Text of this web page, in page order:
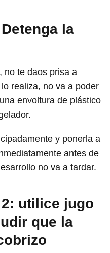
la
no te daos prisa a
realiza, no va a poder
envoltura de plástico
y ponerla a
antes de
no va a tardar.
utilice jugo
que la